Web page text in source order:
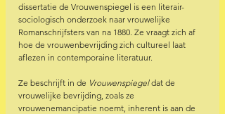
dissertatie de Vrouwenspiegel is een literair-
sociologisch onderzoek naar vrouwelijke
Romanschrijfsters van na 1880. Ze vraagt zich af
hoe de vrouwenbevrijding zich cultureel laat
aflezen in contemporaine literatuur.
Ze beschrijft in de Vrouwenspiegel dat de
vrouwelijke bevrijding, zoals ze
vrouwenemancipatie noemt, inherent is aan de